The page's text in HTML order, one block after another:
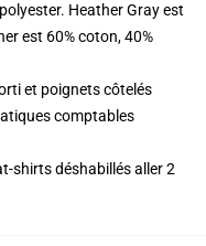
Heather Gray est
est 60% coton, 40%
et poignets côtelés
comptables
shirts déshabillés aller 2